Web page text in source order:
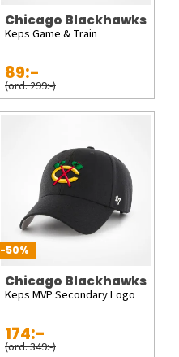
Chicago Blackhawks
Keps Game & Train
89:-
(ord. 299:-)
-50%
Chicago Blackhawks
Keps MVP Secondary Logo
174:-
(ord. 349:-)